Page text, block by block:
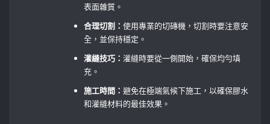
表面雜質。
合理切割：使用專業的切磚機，切割時要注意安
全，並保持穩定。
灌縫技巧：灌縫時要從一側開始，確保均勻填
充。
施工時間：避免在極端氣候下施工，以確保膠水
和灌縫材料的最佳效果。